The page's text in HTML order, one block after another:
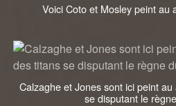
Voici Coto et Mosley peint au
Calzaghe et Jones sont ici peint
se disputant le